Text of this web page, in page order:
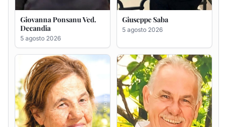
Maria Antonietta Orrù
ved. Peddio
5 agosto 2026
Giuseppe Deiana
5 agosto 2026